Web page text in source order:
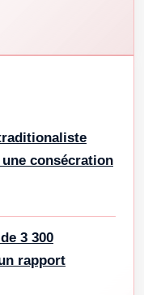
consécration
3 300
rapport